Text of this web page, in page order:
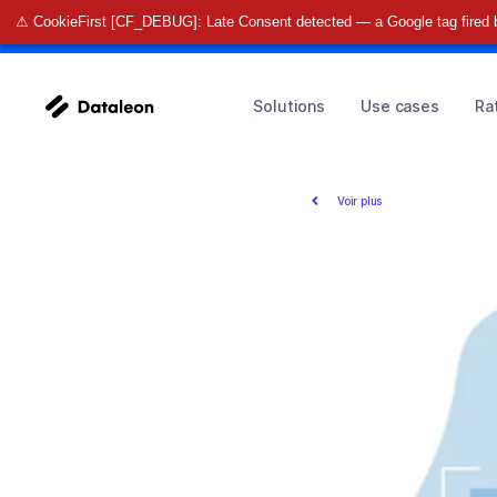
⚠ CookieFirst [CF_DEBUG]: Late Consent detected — a Google tag fired
🚀 Find
Solutions Use cases
Voir plus